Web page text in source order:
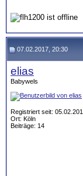
07.02.2017, 20:30
elias
Babywels
Registriert seit:
Ort: Köln
Beiträge: 14